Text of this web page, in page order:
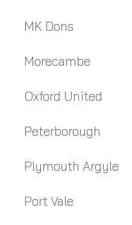
MK Dons
Morecambe
Oxford United
Peterborough
Plymouth Argyle
Port Vale